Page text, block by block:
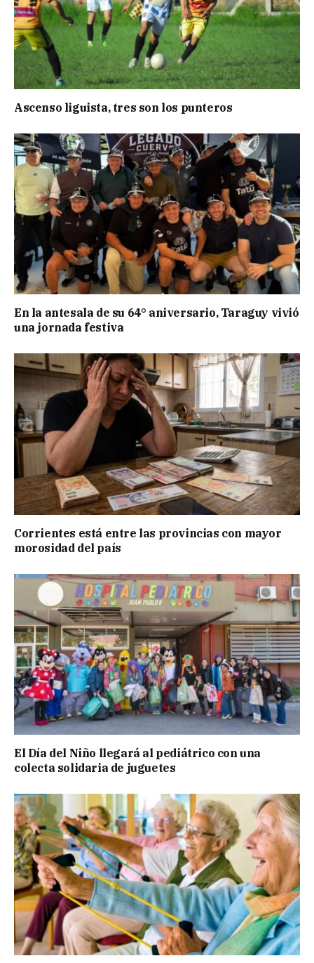
Ascenso liguista, tres son los punteros
En la antesala de su 64° aniversario, Taraguy vivió
una jornada festiva
Corrientes está entre las provincias con mayor
morosidad del país
El Día del Niño llegará al pediátrico con una
colecta solidaria de juguetes